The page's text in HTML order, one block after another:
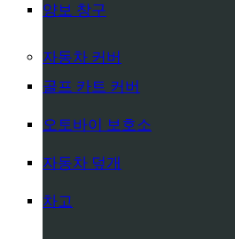
양보 창구
자동차 커버
골프 카트 커버
오토바이 보호소
자동차 덮개
차고